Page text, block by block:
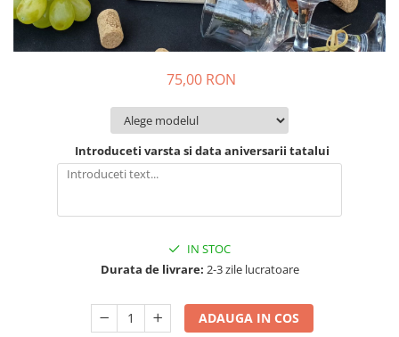
Religioase
Alte obiecte decorative
Aranjamente baloane
Lumanari pentru tort
Propsuri si ghirlande
Accesorii nunta
Accesorii botez
75,00 RON
Introduceti varsta si data aniversarii tatalui
IN STOC
Durata de livrare: 2-3 zile lucratoare
ADAUGA IN COS